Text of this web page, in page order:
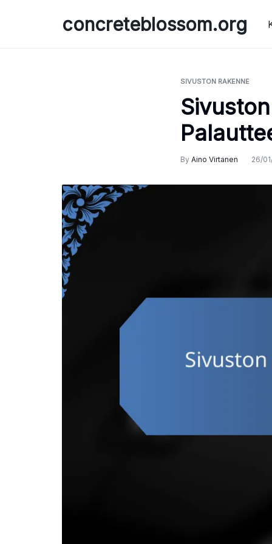
concreteblossom.org
SIVUSTON RAKENNE
By Aino Virtanen 26/